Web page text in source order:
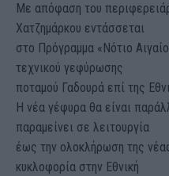
Με απόφαση του
Χατζημάρκου εντάσσεται
στο Πρόγραμμα «Νότιο
τεχνικού γεφύρωσης
ποταμού Γαδουρά επί της
Η νέα γέφυρα θα είναι
παραμείνει σε λειτουργία
έως την ολοκλήρωση της
κυκλοφορία στην Εθνική